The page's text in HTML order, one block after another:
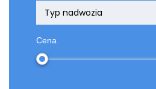
Typ nadwozia
Cena